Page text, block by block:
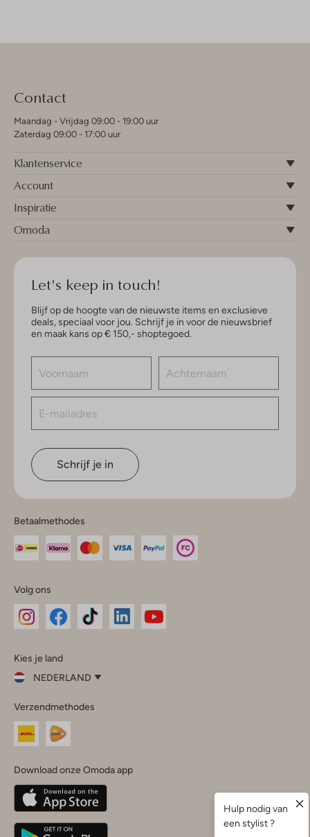
Contact
Maandag - Vrijdag 09:00 - 19:00 uur
Zaterdag 09:00 - 17:00 uur
Klantenservice
Account
Inspiratie
Omoda
Let's keep in touch!
Blijf op de hoogte van de nieuwste items en exclusieve
deals, speciaal voor jou. Schrijf je in voor de nieuwsbrief
en maak kans op € 150,- shoptegoed.
Schrijf je in
Betaalmethodes
Volg ons
InstagramFacebook
Kies je land
NEDERLAND
je
land
Nederland
Belgique(Français)
Deutschland
Verzendmethodes
Download onze Omoda app